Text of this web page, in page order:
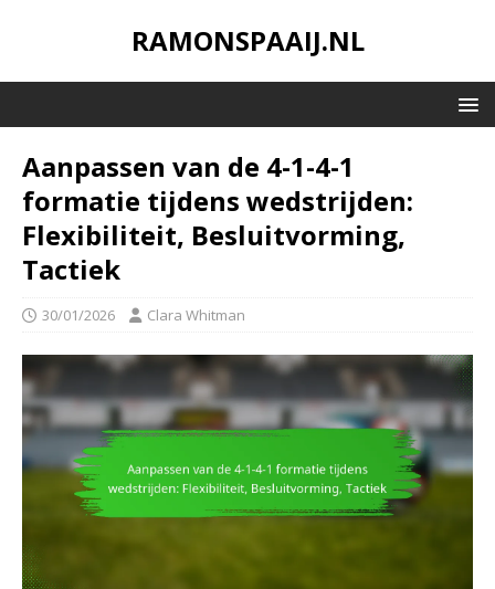
RAMONSPAAIJ.NL
Aanpassen van de 4-1-4-1
formatie tijdens wedstrijden:
Flexibiliteit, Besluitvorming,
Tactiek
30/01/2026 Clara Whitman